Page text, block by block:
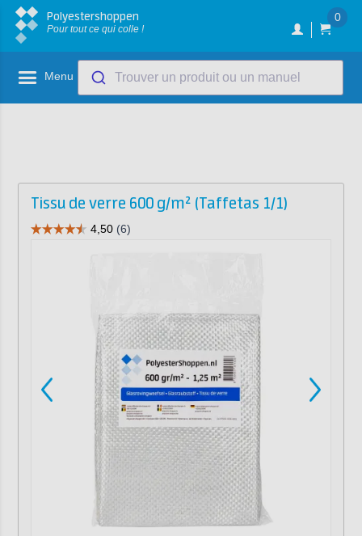
Polyestershoppen
Pour tout ce qui colle !
0
Menu Trouver un produit ou un manuel
Tissu de verre 600 g/m² (Taffetas 1/1)